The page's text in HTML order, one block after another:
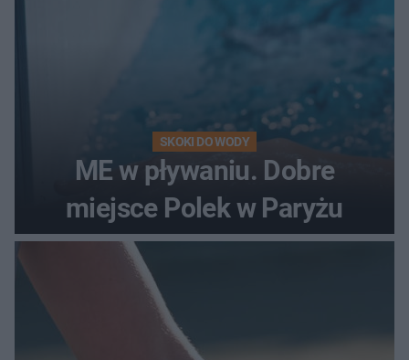
SKOKI DO WODY
ME w pływaniu. Dobre
miejsce Polek w Paryżu